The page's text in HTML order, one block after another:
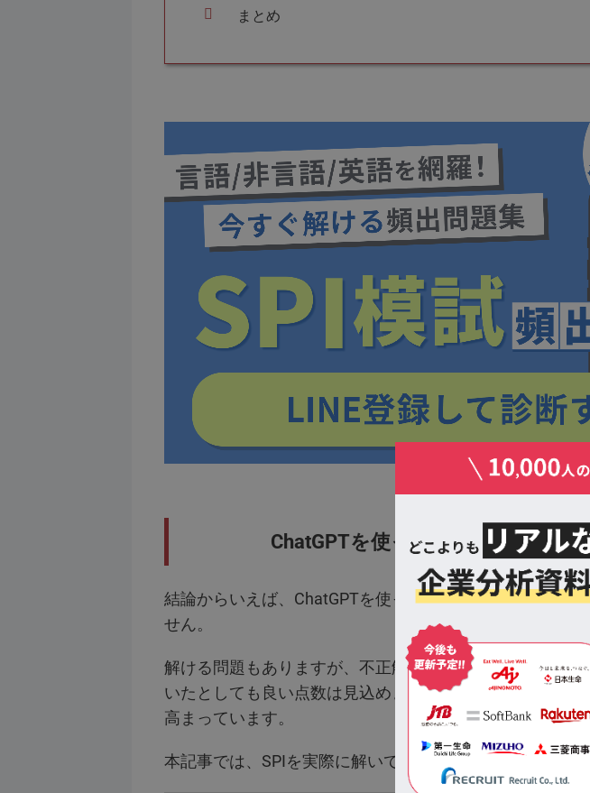
まとめ
ChatGPTを使ってWebテストは解
結論からいえば、ChatGPTを使ってWebテスト（SPIなど
せん。
解ける問題もありますが、不正解の問題も多く、
いたとしても良い点数は見込めません。さらに、後述す
高まっています。
本記事では、SPIを実際に解いてみましたが、結果は以下